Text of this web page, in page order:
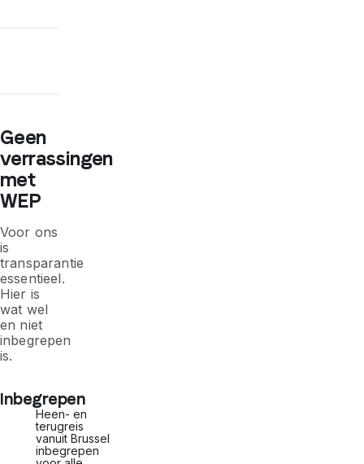
Geen
verrassingen
met
WEP
Voor ons
is
transparantie
essentieel.
Hier is
wat wel
en niet
inbegrepen
is.
Inbegrepen
Heen- en
terugreis
vanuit Brussel
inbegrepen